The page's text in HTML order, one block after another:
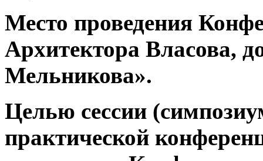
Место проведения
Архитектора
Мельникова».
Целью сессии
практической